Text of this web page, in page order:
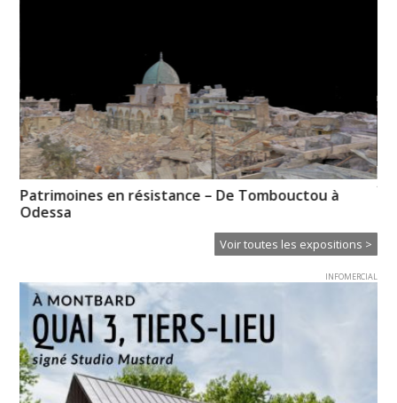
Patrimoines en résistance – De Tombouctou à
Odessa
Voir toutes les expositions >
INFOMERCIAL